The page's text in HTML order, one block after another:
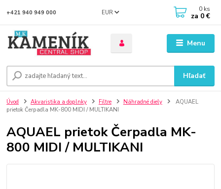
Menu
EUR
Hľadať
+421 940 949 000 0 ks
za 0 €
Úvod Akvaristika a doplnky Filtre Náhradné diely
AQUAEL
prietok Čerpadla MK-800 MIDI / MULTIKANI
AQUAEL prietok Čerpadla MK-
800 MIDI / MULTIKANI